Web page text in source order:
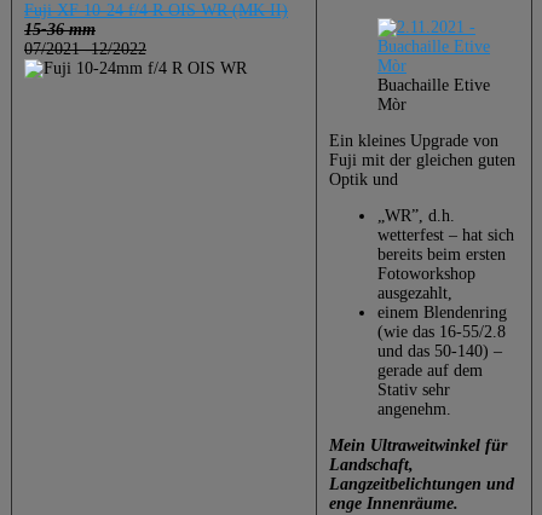
Fuji XF 10-24 f/4 R OIS WR (MK II)
15-36 mm
07/2021 -12/2022
Buachaille Etive
Mòr
Ein kleines Upgrade von
Fuji mit der gleichen guten
Optik und
„WR”, d.h.
wetterfest – hat sich
bereits beim ersten
Fotoworkshop
ausgezahlt,
einem Blendenring
(wie das 16-55/2.8
und das 50-140) –
gerade auf dem
Stativ sehr
angenehm.
Mein Ultraweitwinkel für
Landschaft,
Langzeitbelichtungen und
enge Innenräume.